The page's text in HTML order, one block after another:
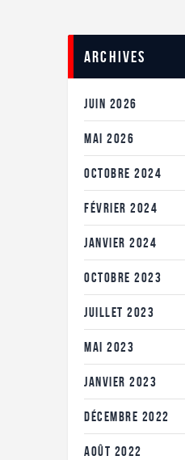
Archives
JUIN 2026
MAI 2026
OCTOBRE 2024
FÉVRIER 2024
JANVIER 2024
OCTOBRE 2023
JUILLET 2023
MAI 2023
JANVIER 2023
DÉCEMBRE 2022
AOÛT 2022